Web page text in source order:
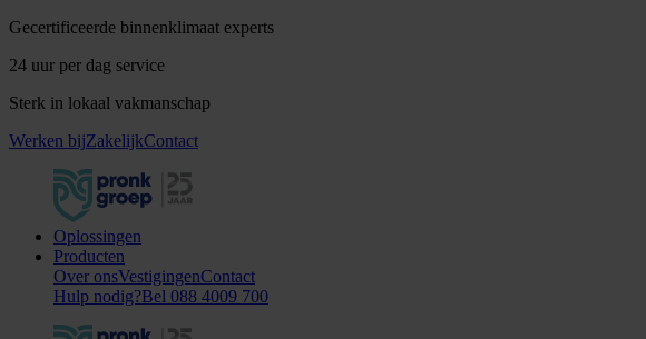
Gecertificeerde binnenklimaat experts
24 uur per dag service
Sterk in lokaal vakmanschap
Werken bijZakelijkContact
Oplossingen
Producten
Over onsVestigingenContact
Hulp nodig?Bel 088 4009 700
Bel 088 4009 700